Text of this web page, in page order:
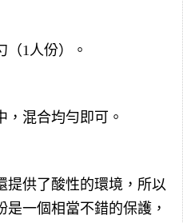
（1人份）。
混合均勻即可。
提供了酸性的環境，所以
一個相當不錯的保護，